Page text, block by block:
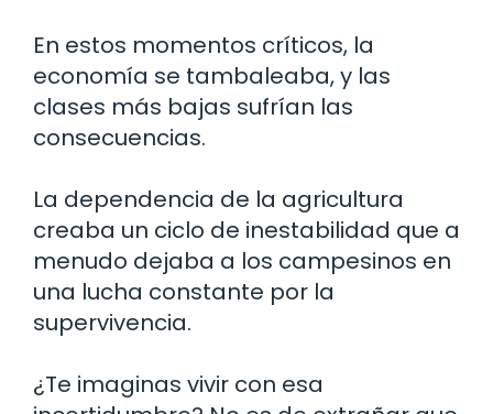
En estos momentos críticos, la
economía se tambaleaba, y las
clases más bajas sufrían las
consecuencias.
La dependencia de la agricultura
creaba un ciclo de inestabilidad que a
menudo dejaba a los campesinos en
una lucha constante por la
supervivencia.
¿Te imaginas vivir con esa